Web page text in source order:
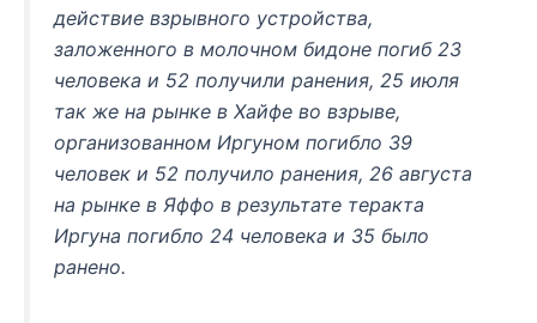
действие взрывного устройства,
заложенного в молочном бидоне погиб 23
человека и 52 получили ранения, 25 июля
так же на рынке в Хайфе во взрыве,
организованном Иргуном погибло 39
человек и 52 получило ранения, 26 августа
на рынке в Яффо в результате теракта
Иргуна погибло 24 человека и 35 было
ранено.